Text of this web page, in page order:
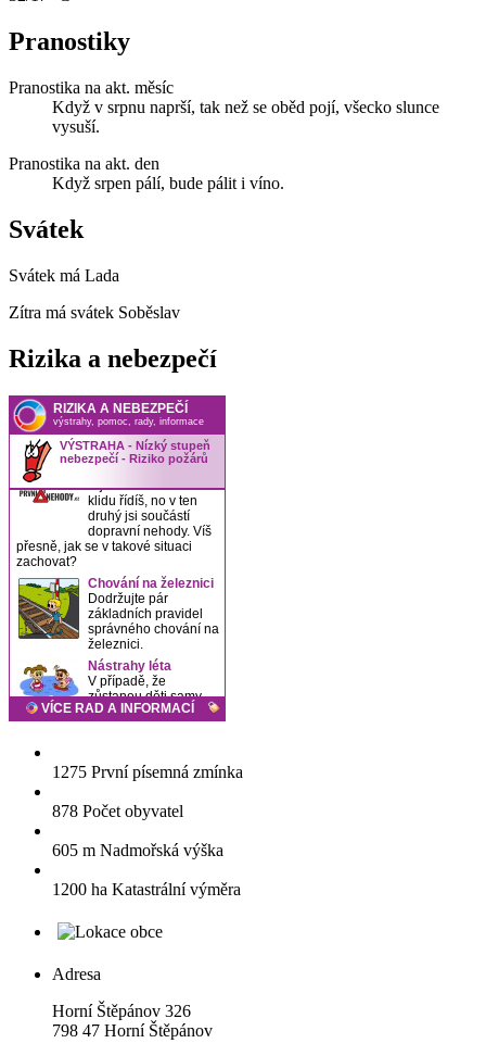
Pranostiky
Pranostika na akt. měsíc
Když v srpnu naprší, tak než se oběd pojí, všecko slunce
vysuší.
Pranostika na akt. den
Když srpen pálí, bude pálit i víno.
Svátek
Svátek má Lada
Zítra má svátek Soběslav
Rizika a nebezpečí
1275 První písemná zmínka
878 Počet obyvatel
605 m Nadmořská výška
1200 ha Katastrální výměra
Adresa
Horní Štěpánov 326
798 47 Horní Štěpánov